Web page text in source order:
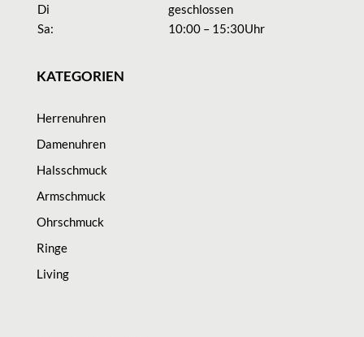
Di
geschlossen
Sa:
10:00 – 15:30Uhr
KATEGORIEN
Herrenuhren
Damenuhren
Halsschmuck
Armschmuck
Ohrschmuck
Ringe
Living